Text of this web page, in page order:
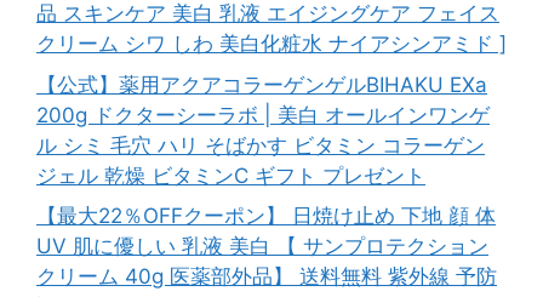
品 スキンケア 美白 乳液 エイジングケア フェイス
クリーム シワ しわ 美白化粧水 ナイアシンアミド ]
【公式】薬用アクアコラーゲンゲルBIHAKU EXa
200g ドクターシーラボ | 美白 オールインワンゲ
ル シミ 毛穴 ハリ そばかす ビタミン コラーゲン
ジェル 乾燥 ビタミンC ギフト プレゼント
【最大22％OFFクーポン】 日焼け止め 下地 顔 体
UV 肌に優しい 乳液 美白 【 サンプロテクション
クリーム 40g 医薬部外品】 送料無料 紫外線 予防